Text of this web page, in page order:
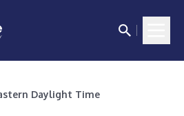
Daylight Time